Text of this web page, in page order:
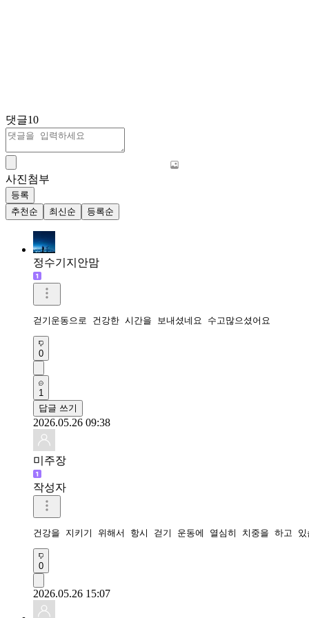
댓글10
사진첨부
등록
추천순
최신순 등록순
정수기지안맘
걷기운동으로 건강한 시간을 보내셨네요 수고많으셨어요
0
1
답글 쓰기
2026.05.26 09:38
미주장
작성자
건강을 지키기 위해서 항시 걷기 운동에 열심히 치중을 하고
0
2026.05.26 15:07